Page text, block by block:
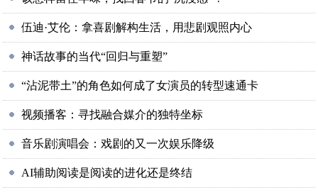
伍迪·艾伦：拿喜剧解构生活，用悲剧观照内心
神话故事的当代“回归与重塑”
“沾泥带土”的角色如何成了女演员的转型速通卡
视频播客：寻找融合媒介的独特坐标
音乐剧演唱会：戏剧的又一次娱乐降级
AI辅助阅读是阅读的进化还是终结